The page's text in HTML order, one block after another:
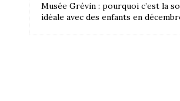
Musée Grévin : pourquoi c’est la
idéale avec des enfants en